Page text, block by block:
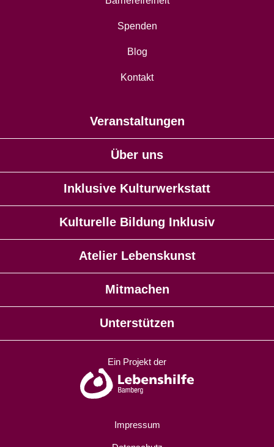
Spenden
Blog
Kontakt
Veranstaltungen
Über uns
Inklusive Kulturwerkstatt
Kulturelle Bildung Inklusiv
Atelier Lebenskunst
Mitmachen
Unterstützen
Ein Projekt der
Impressum